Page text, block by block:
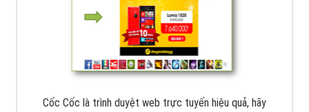
Cốc Cốc là trình duyệt web trực tuyến hiệu quả, hãy